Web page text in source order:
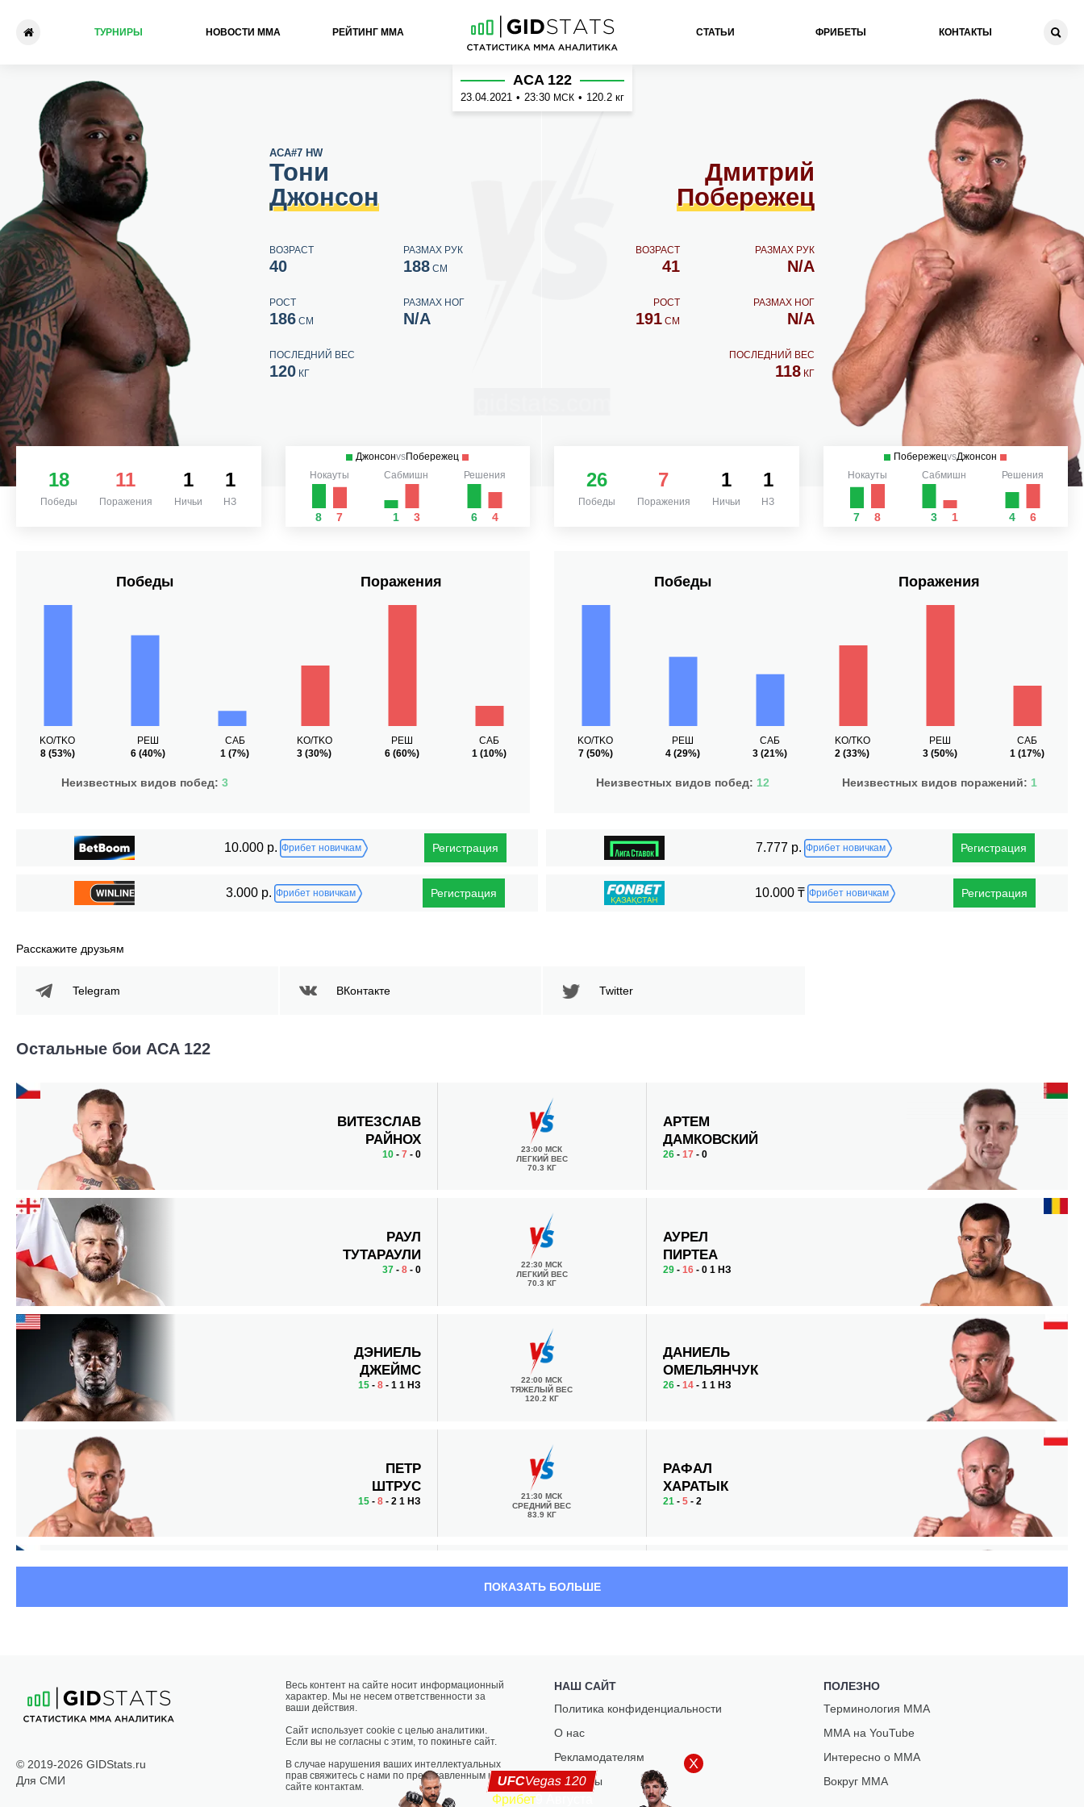
ТУРНИРЫ НОВОСТИ ММА РЕЙТИНГ ММА СТАТЬИ ФРИБЕТЫ КОНТАКТЫ
Тони Джонсон - Дмитрий Побережец
Тони
Джонсон
ACA#7 HW
ВОЗРАСТ
40
РАЗМАХ РУК
188СМ
РОСТ
186СМ
РАЗМАХ НОГ
N/A
ПОСЛЕДНИЙ ВЕС
120КГ
ACA 122
23.04.2021 • 23:30 МСК • 120.2 кг
Дмитрий
Побережец
ВОЗРАСТ
41
РАЗМАХ РУК
N/A
РОСТ
191 СМ
РАЗМАХ НОГ
N/A
ПОСЛЕДНИЙ ВЕС
118КГ
18
Победы
11
Поражения
1
Ничьи
1
НЗ
ДжонсонvsПобережец
Нокауты
8 7
Сабмишн
1 3
Решения
6 4
26
Победы
7
Поражения
1
Ничьи
1
НЗ
ПобережецvsДжонсон
Нокауты
7 8
Сабмишн
3 1
Решения
4 6
Победы
KO/TKO
8(53%)
РЕШ
6(40%)
САБ
1 (7%)
Неизвестных видов побед: 3
Поражения
KO/TKO
3 (30%)
РЕШ
6(60%)
САБ
1(10%)
Победы
KO/TKO
7(50%)
РЕШ
4 (29%)
САБ
3 (21%)
Неизвестных видов побед: 12
Поражения
KO/TKO
2 (33%)
РЕШ
3(50%)
САБ
1(17%)
Неизвестных видов поражений: 1
10.000 р. Фрибет новичкам Регистрация 7.777 р. Фрибет новичкам Регистрация
3.000 р. Фрибет новичкам Регистрация 10.000 ₸ Фрибет новичкам Регистрация
Расскажите друзьям
Telegram ВКонтакте Twitter
Остальные бои ACA 122
ВИТЕЗСЛАВ
РАЙНОХ
10- 7 - 0
23:00 МСК
ЛЕГКИЙ ВЕС
70.3 КГ
АРТЕМ
ДАМКОВСКИЙ
26 -17 - 0
РАУЛ
ТУТАРАУЛИ
37- 8- 0
22:30 МСК
ЛЕГКИЙ ВЕС
70.3 КГ
АУРЕЛ
ПИРТЕА
29 -16 - 0 1 НЗ
ДЭНИЕЛЬ
ДЖЕЙМС
15- 8- 1 1 НЗ
22:00 МСК
ТЯЖЕЛЫЙ ВЕС
120.2 КГ
ДАНИЕЛЬ
ОМЕЛЬЯНЧУК
26 -14 - 1 1 НЗ
ПЕТР
ШТРУС
15- 8- 2 1 НЗ
21:30 МСК
СРЕДНИЙ ВЕС
83.9 КГ
РАФАЛ
ХАРАТЫК
21 -5 - 2
ЛЕВАН
20- 10- 1
20:30 МСК
ЛЕГКИЙ ВЕС
ЛИМА
ВЛАДИСЛАВ МАЗИАР
ПОКАЗАТЬ БОЛЬШЕ
© 2019-2026 GIDStats.ru
Для СМИ
Весь контент на сайте носит информационный
характер. Мы не несем ответственности за
ваши действия.
Сайт использует cookie с целью аналитики.
Если вы не согласны с этим, то покиньте сайт.
В случае нарушения ваших интеллектуальных
прав свяжитесь с нами по представленным на
сайте контактам.
НАШ САЙТ
Политика конфиденциальности
О нас
Рекламодателям
Контакты
ПОЛЕЗНО
Терминология ММА
ММА на YouTube
Интересно о ММА
Вокруг ММА
UFCVegas 120
9 Августа
Фрибет
X